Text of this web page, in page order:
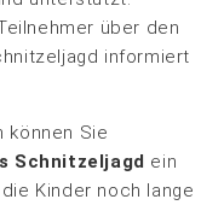
über den
informiert
können Sie
Schnitzeljagd ein
Kinder noch lange